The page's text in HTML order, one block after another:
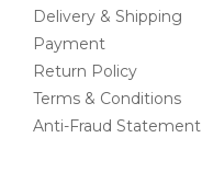
Delivery & Shipping
Payment
Return Policy
Terms & Conditions
Anti-Fraud Statement